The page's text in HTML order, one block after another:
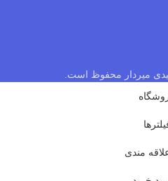
میردار محفوظ است.
مندی